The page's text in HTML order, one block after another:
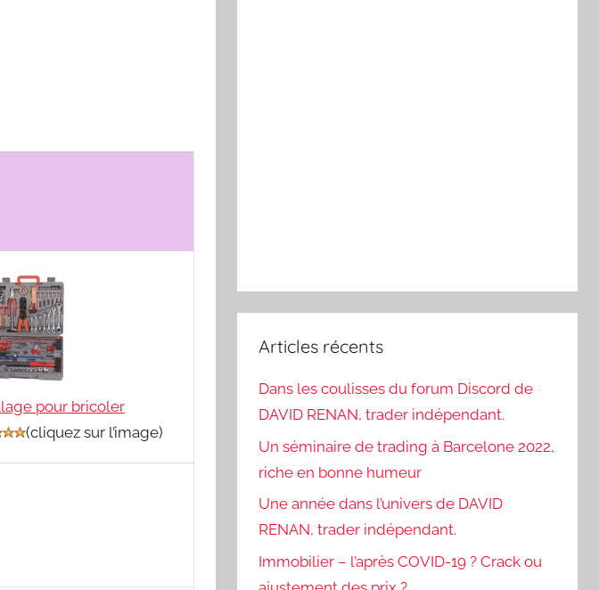
pour bricoler
(cliquez sur l’image)
Articles récents
Dans les coulisses du forum Discord de
DAVID RENAN, trader indépendant.
Un séminaire de trading à Barcelone 2022,
riche en bonne humeur
Une année dans l’univers de DAVID
RENAN, trader indépendant.
Immobilier – l’après COVID-19 ? Crack ou